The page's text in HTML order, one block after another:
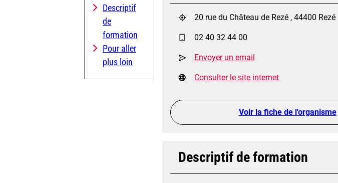
Descriptif
de
formation
Pour aller
plus loin
20 rue du Château de Rezé , 44400 Rezé
02 40 32 44 00
Envoyer un email
Consulter le site internet
Voir la fiche de l'organisme
Descriptif de formation